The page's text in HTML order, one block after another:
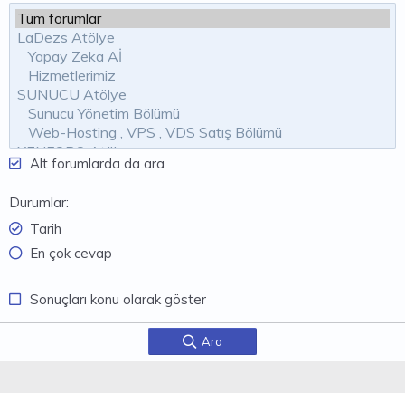
Alt forumlarda da ara
Durumlar
Tarih
En çok cevap
Sonuçları konu olarak göster
Ara